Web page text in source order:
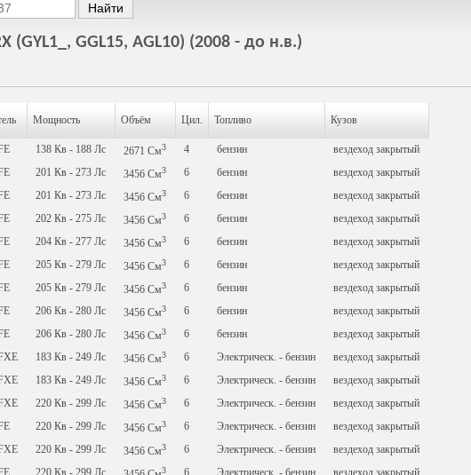
(GYL1_, GGL15, AGL10) (2008 - до н.в.)
Мощность Объём Цил. Топливо Кузов
138 Кв - 188 Лс 2671 См3 4 бензин
вездеход закрытый
201 Кв - 273 Лс 3456 См3 6 бензин
вездеход закрытый
201 Кв - 273 Лс 3456 См3 6 бензин
вездеход закрытый
202 Кв - 275 Лс 3456 См3 6 бензин
вездеход закрытый
204 Кв - 277 Лс 3456 См3 6 бензин
вездеход закрытый
205 Кв - 279 Лс 3456 См3 6 бензин
вездеход закрытый
205 Кв - 279 Лс 3456 См3 6 бензин
вездеход закрытый
206 Кв - 280 Лс 3456 См3 6 бензин
вездеход закрытый
206 Кв - 280 Лс 3456 См3 6 бензин
вездеход закрытый
183 Кв - 249 Лс 3456 См3 6 Электрическ. - бензин
вездеход закрытый
183 Кв - 249 Лс 3456 См3 6 Электрическ. - бензин
вездеход закрытый
220 Кв - 299 Лс 3456 См3 6 Электрическ. - бензин
вездеход закрытый
220 Кв - 299 Лс 3456 См3 6 Электрическ. - бензин
вездеход закрытый
220 Кв - 299 Лс 3456 См3 6 Электрическ. - бензин
вездеход закрытый
220 Кв - 299 Лс 3 6 Электрическ. - бензин вездеход закрытый